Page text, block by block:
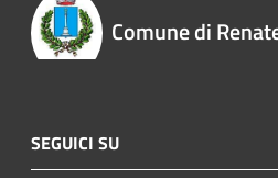
Comune di
SEGUICI SU